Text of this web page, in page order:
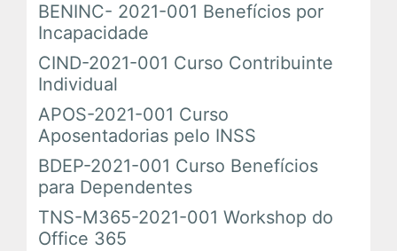
Espaço das Superintendências
Trilhas de Aprendizagem
Ações Extracurriculares
Palestras
Próximas
BENINC- 2021-001 Benefícios por
Incapacidade
CIND-2021-001 Curso Contribuinte
Individual
APOS-2021-001 Curso
Aposentadorias pelo INSS
BDEP-2021-001 Curso Benefícios
para Dependentes
TNS-M365-2021-001 Workshop do
Office 365